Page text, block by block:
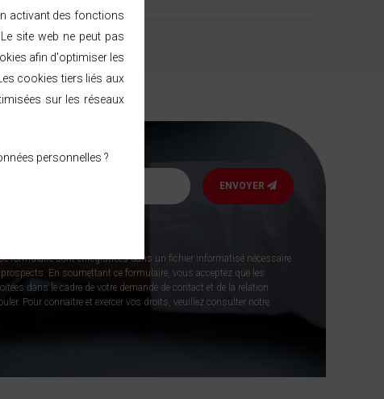
ENVOYER
formulaire sont enregistrées dans un fichier informatisé nécessaire
En soumettant ce formulaire, vous acceptez que les
dans le cadre de votre demande de contact et de la relation
Pour connaitre et exercer vos droits, veuillez consulter notre
activant des fonctions
site web ne peut pas
afin d'optimiser les
cookies tiers liés aux
sur les réseaux
personnelles ?